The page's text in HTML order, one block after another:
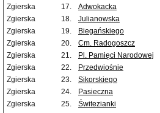
Zgierska
17. Adwokacka
Zgierska
18. Julianowska
Zgierska
19. Biegańskiego
Zgierska
20. Cm. Radogoszcz
Zgierska
21. Pl. Pamięci Narodowej
Zgierska
22. Przedwiośnie
Zgierska
23. Sikorskiego
Zgierska
24. Pasieczna
Zgierska
25. Świtezianki